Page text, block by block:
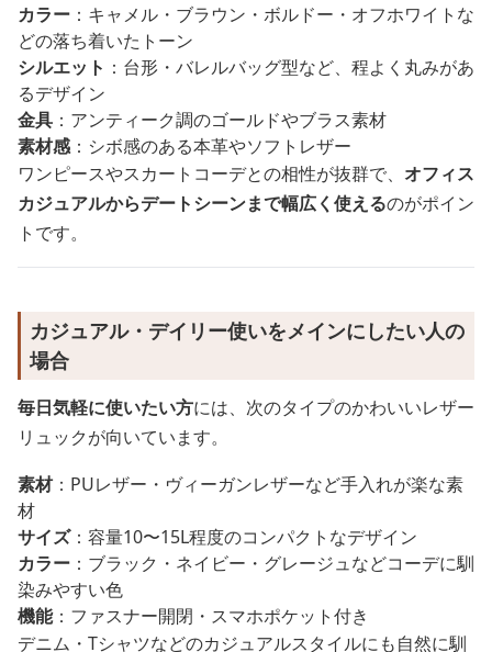
カラー ：キャメル・ブラウン・ボルドー・オフホワイトな
どの落ち着いたトーン
シルエット ：台形・バレルバッグ型など、程よく丸みがあ
るデザイン
金具 ：アンティーク調のゴールドやブラス素材
素材感：シボ感のある本革やソフトレザー
ワンピースやスカートコーデとの相性が抜群で、 オフィス
カジュアルからデートシーンまで幅広く使えるのがポイン
トです。
カジュアル・デイリー使いをメインにしたい人の
場合
毎日気軽に使いたい方には、次のタイプのかわいいレザー
リュックが向いています。
素材：PUレザー・ヴィーガンレザーなど手入れが楽な素
材
サイズ：容量10〜15L程度のコンパクトなデザイン
カラー ：ブラック・ネイビー・グレージュなどコーデに馴
染みやすい色
機能：ファスナー開閉・スマホポケット付き
デニム・Tシャツなどのカジュアルスタイルにも自然に馴